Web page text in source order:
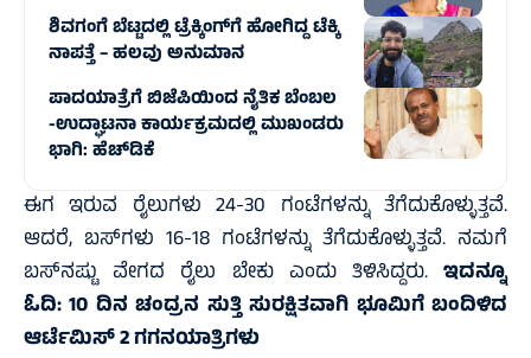
ಶಿವಗಂಗೆ ಬೆಟ್ಟದಲ್ಲಿ ಟ್ರೆಕ್ಕಿಂಗ್‌ಗೆ ಹೋಗಿದ್ದ ಟೆಕ್ಕಿ
ನಾಪತ್ತೆ – ಹಲವು ಅನುಮಾನ
ಪಾದಯಾತ್ರೆಗೆ ಬಿಜೆಪಿಯಿಂದ ನೈತಿಕ ಬೆಂಬಲ
-ಉದ್ಘಾಟನಾ ಕಾರ್ಯಕ್ರಮದಲ್ಲಿ ಮುಖಂಡರು
ಭಾಗಿ: ಹೆಚ್‌ಡಿಕೆ
ಈಗ ಇರುವ ರೈಲುಗಳು 24-30 ಗಂಟೆಗಳನ್ನು ತೆಗೆದುಕೊಳ್ಳುತ್ತವೆ.
ಆದರೆ, ಬಸ್‌ಗಳು 16-18 ಗಂಟೆಗಳನ್ನು ತೆಗೆದುಕೊಳ್ಳುತ್ತವೆ. ನಮಗೆ
ಬಸ್‌ನಷ್ಟು ವೇಗದ ರೈಲು ಬೇಕು ಎಂದು ತಿಳಿಸಿದ್ದರು. ಇದನ್ನೂ
ಓದಿ:10 ದಿನ ಚಂದ್ರನ ಸುತ್ತಿ ಸುರಕ್ಷಿತವಾಗಿ ಭೂಮಿಗೆ ಬಂದಿಳಿದ
ಆರ್ಟೆಮಿಸ್‌ 2 ಗಗನಯಾತ್ರಿಗಳು